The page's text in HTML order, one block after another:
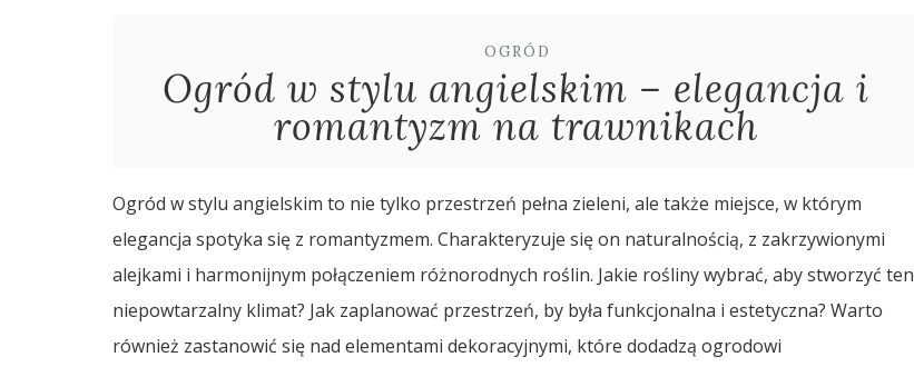
OGRÓD
Ogród w stylu angielskim – elegancja i
romantyzm na trawnikach
Ogród w stylu angielskim to nie tylko przestrzeń pełna zieleni, ale także miejsce, w którym
elegancja spotyka się z romantyzmem. Charakteryzuje się on naturalnością, z zakrzywionymi
alejkami i harmonijnym połączeniem różnorodnych roślin. Jakie rośliny wybrać, aby stworzyć ten
niepowtarzalny klimat? Jak zaplanować przestrzeń, by była funkcjonalna i estetyczna? Warto
również zastanowić się nad elementami dekoracyjnymi, które dodadzą ogrodowi